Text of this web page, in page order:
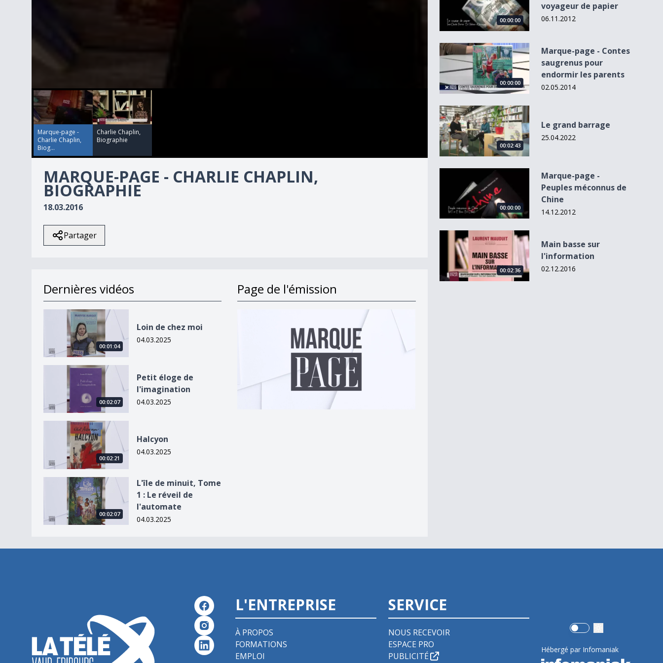
0
seconds
of
2
minutes,
57
secondsVolume
90%
Marque-page -
Charlie Chaplin,
Biog...
Charlie Chaplin,
Biographie
MARQUE-PAGE - CHARLIE CHAPLIN,
BIOGRAPHIE
18.03.2016
Partager
Dernières vidéos
Loin de chez moi
00:01:04
Loin de chez moi
04.03.2025
Petit éloge de l&#039;imagination
00:02:07
Petit éloge de
l'imagination
04.03.2025
Halcyon
00:02:21
Halcyon
04.03.2025
L&#039;île de minuit, Tome 1 : Le réveil de l&#039;automate
00:02:07
L'île de minuit, Tome
1 : Le réveil de
l'automate
04.03.2025
Page de l'émission
00:00:00
voyageur de papier
06.11.2012
Marque-page - Contes saugrenus pour endormir les
00:00:00
Marque-page - Contes
saugrenus pour
endormir les parents
02.05.2014
Le grand barrage
00:02:43
Le grand barrage
25.04.2022
Marque-page - Peuples méconnus de Chine
00:00:00
Marque-page -
Peuples méconnus de
Chine
14.12.2012
Main basse sur l&#039;information
00:02:36
Main basse sur
l'information
02.12.2016
L'ENTREPRISE
À PROPOS
FORMATIONS
EMPLOI
SERVICE
NOUS RECEVOIR
ESPACE PRO
PUBLICITÉ
Use setting
Hébergé par Infomaniak